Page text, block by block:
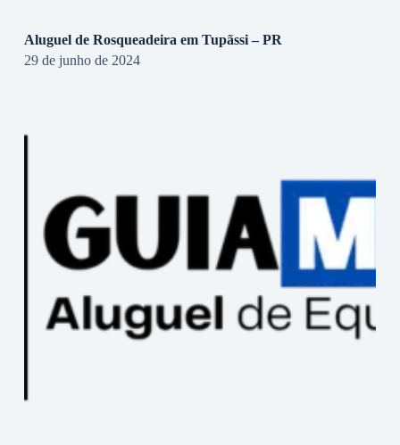
Aluguel de Rosqueadeira em Tupãssi – PR
29 de junho de 2024